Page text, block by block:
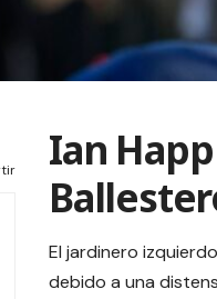
Ian
El jardinero
debido a una